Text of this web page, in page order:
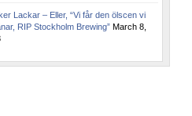
Lackar – Eller, “Vi får den ölscen vi
RIP Stockholm Brewing” March 8,